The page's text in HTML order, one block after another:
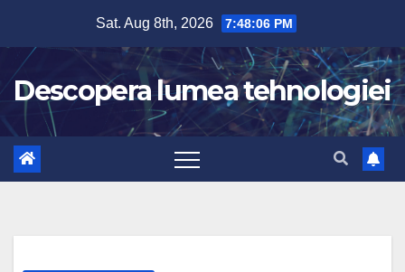
content
Sat. Aug 8th, 2026 7:48:07 PM
Descopera lumea tehnologiei